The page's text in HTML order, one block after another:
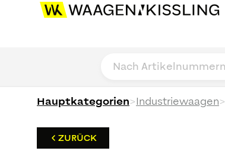
Hauptkategorien>Industriewaagen>
ZURÜCK